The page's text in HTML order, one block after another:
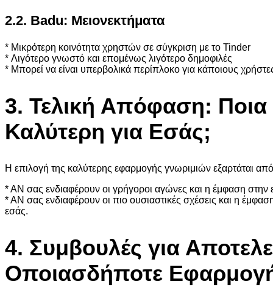
2.2. Badu: Μειονεκτήματα
* Μικρότερη κοινότητα χρηστών σε σύγκριση με το Tinder
* Λιγότερο γνωστό και επομένως λιγότερο δημοφιλές
* Μπορεί να είναι υπερβολικά περίπλοκο για κάποιους
3. Τελική Απόφαση:
Καλύτερη για Εσάς;
Η επιλογή της καλύτερης εφαρμογής γνωριμιών εξαρτάται
* ΑΝ σας ενδιαφέρουν οι γρήγοροι αγώνες και η έμφαση στην
* ΑΝ σας ενδιαφέρουν οι πιο ουσιαστικές σχέσεις και η
εσάς.
4. Συμβουλές για
Οποιασδήποτε